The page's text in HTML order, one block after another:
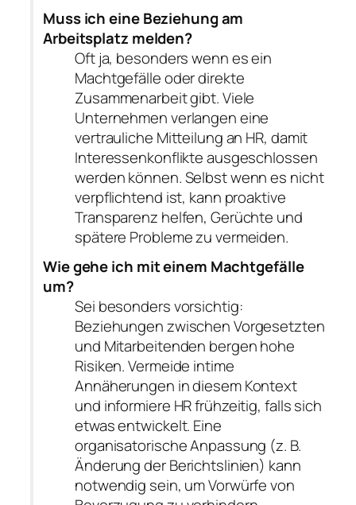
Muss ich eine Beziehung am
Arbeitsplatz melden?
Oft ja, besonders wenn es ein
Machtgefälle oder direkte
Zusammenarbeit gibt. Viele
Unternehmen verlangen eine
vertrauliche Mitteilung an HR, damit
Interessenkonflikte ausgeschlossen
werden können. Selbst wenn es nicht
verpflichtend ist, kann proaktive
Transparenz helfen, Gerüchte und
spätere Probleme zu vermeiden.
Wie gehe ich mit einem Machtgefälle
um?
Sei besonders vorsichtig:
Beziehungen zwischen Vorgesetzten
und Mitarbeitenden bergen hohe
Risiken. Vermeide intime
Annäherungen in diesem Kontext
und informiere HR frühzeitig, falls sich
etwas entwickelt. Eine
organisatorische Anpassung (z. B.
Änderung der Berichtslinien) kann
notwendig sein, um Vorwürfe von